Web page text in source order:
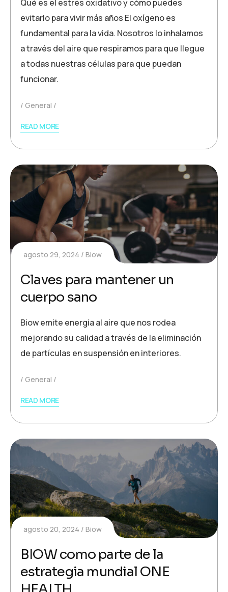
Qué es el estrés oxidativo y cómo puedes
evitarlo para vivir más años El oxígeno es
fundamental para la vida. Nosotros lo inhalamos
a través del aire que respiramos para que llegue
a todas nuestras células para que puedan
funcionar.
General
READ MORE
agosto 29, 2024 Biow
Claves para mantener un
cuerpo sano
Biow emite energía al aire que nos rodea
mejorando su calidad a través de la eliminación
de partículas en suspensión en interiores.
General
READ MORE
agosto 20, 2024 Biow
BIOW como parte de la
estrategia mundial ONE